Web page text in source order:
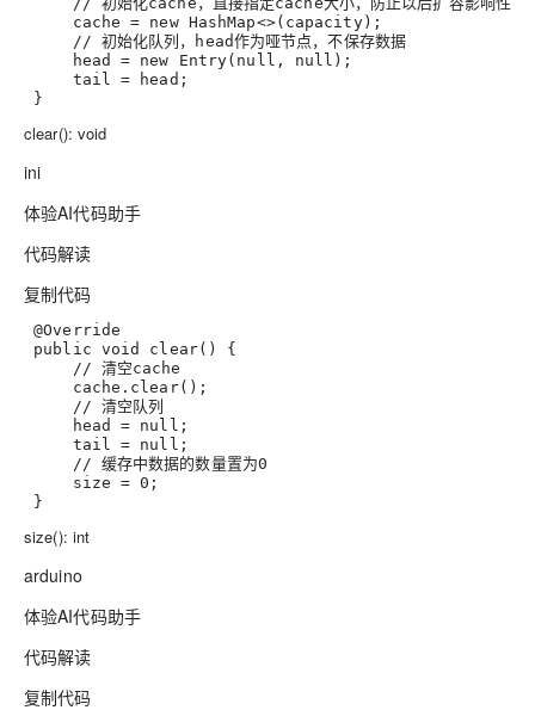
cache = new HashMap<>(capacity) ;
// 初始化队列，head作为哑节点，不保存数据
head
= new Entry(null, null) ;
tail
= head ;
}
clear(): void
ini
体验AI代码助手
代码解读
复制代码
@Override
public void clear() {
// 清空cache
cache.clear() ;
// 清空队列
head
= null ;
tail
= null ;
// 缓存中数据的数量置为0
size = 0 ;
}
size(): int
arduino
体验AI代码助手
代码解读
复制代码